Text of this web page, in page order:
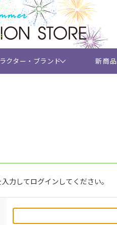
クター・ブランド 新商品
力してログインしてください。